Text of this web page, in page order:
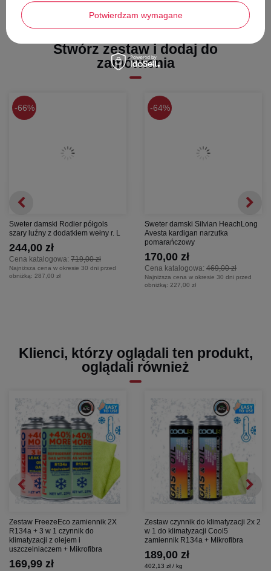
Stwórz zestaw i dodaj do
zamówienia
66%
Sweter damski Rodier półgols
szary luźny z dodatkiem wełny r. L
Cena katalogowa: 719,00 zł
244,00 zł
Najniższa cena w okresie 30 dni przed
obniżką: 287,00 zł
64%
Sweter damski Silvian HeachLong
Avesta kardigan narzutka
pomarańczowy
Cena katalogowa: 469,00 zł
170,00 zł
Najniższa cena w okresie 30 dni przed
obniżką: 227,00 zł
Klienci, którzy oglądali ten produkt,
oglądali również
Zestaw FreezeEco zamiennik 2X
R134a + 3 w 1 czynnik do
klimatyzacji z olejem i
uszczelniaczem + Mikrofibra
169,99 zł
Zestaw czynnik do klimatyzacji 2x 2
w 1 do klimatyzacji Cool5
zamiennik R134a + Mikrofibra
189,00 zł
402,13 zł / kg
Potwierdzam wymagane